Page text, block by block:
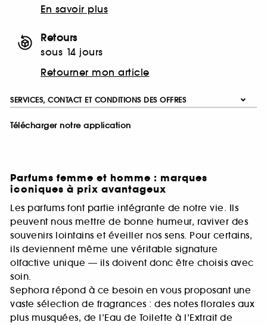
En savoir plus
Retours
sous 14 jours
Retourner mon article
SERVICES, CONTACT ET CONDITIONS DES OFFRES
Télécharger notre application
Parfums femme et homme : marques
iconiques à prix avantageux
Les parfums font partie intégrante de notre vie. Ils
peuvent nous mettre de bonne humeur, raviver des
souvenirs lointains et éveiller nos sens. Pour certains,
ils deviennent même une véritable signature
olfactive unique — ils doivent donc être choisis avec
soin.
Sephora répond à ce besoin en vous proposant une
vaste sélection de fragrances : des notes florales aux
plus musquées, de l’Eau de Toilette à l’Extrait de